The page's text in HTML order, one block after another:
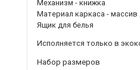
Механизм - книжка
Материал каркаса -
Ящик для белья
Исполняется только в
Набор размеров